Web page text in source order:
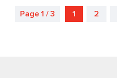
Page 1 / 3 1 2